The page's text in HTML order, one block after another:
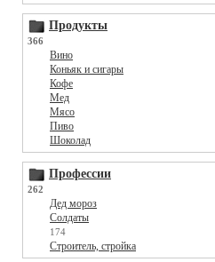
Продукты
366
Вино
Коньяк и сигары
Кофе
Мед
Мясо
Пиво
Шоколад
Профессии
262
Дед мороз
Солдаты
174
Строитель, стройка